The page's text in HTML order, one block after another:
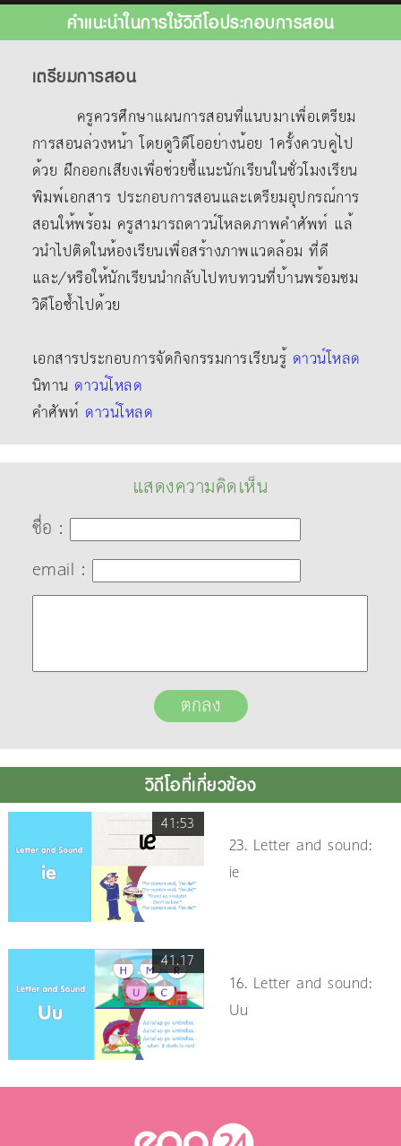
คำแนะนำในการใช้วิดีโอประกอบการสอน
เตรียมการสอน
ครูควรศึกษาแผนการสอนที่แนบมาเพื่อเตรียม
การสอนล่วงหน้า โดยดูวิดีโออย่างน้อย 1ครั้งควบคู่ไป
ด้วย ฝึกออกเสียงเพื่อช่วยชี้แนะนักเรียนในชั่วโมงเรียน
พิมพ์เอกสาร ประกอบการสอนและเตรียมอุปกรณ์การ
สอนให้พร้อม ครูสามารถดาวน์โหลดภาพคําศัพท์ แล้
วนําไปติดในห้องเรียนเพื่อสร้างภาพแวดล้อม ที่ดี
และ/หรือให้นักเรียนนํากลับไปทบทวนที่บ้านพร้อมชม
วิดีโอซ้ำไปด้วย
เอกสารประกอบการจัดกิจกรรมการเรียนรู้ ดาวน์โหลด
นิทาน ดาวน์โหลด
คำศัพท์ ดาวน์โหลด
แสดงความคิดเห็น
ชื่อ :
email :
วิดีโอที่เกี่ยวข้อง
41:53
23. Letter and sound:
ie
41.17
16. Letter and sound:
Uu